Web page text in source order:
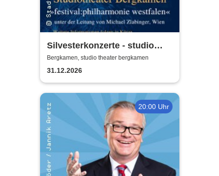
Silvesterkonzerte - studio
theater Bergkamen
Bergkamen, studio theater bergkamen
31.12.2026
20:00 Uhr